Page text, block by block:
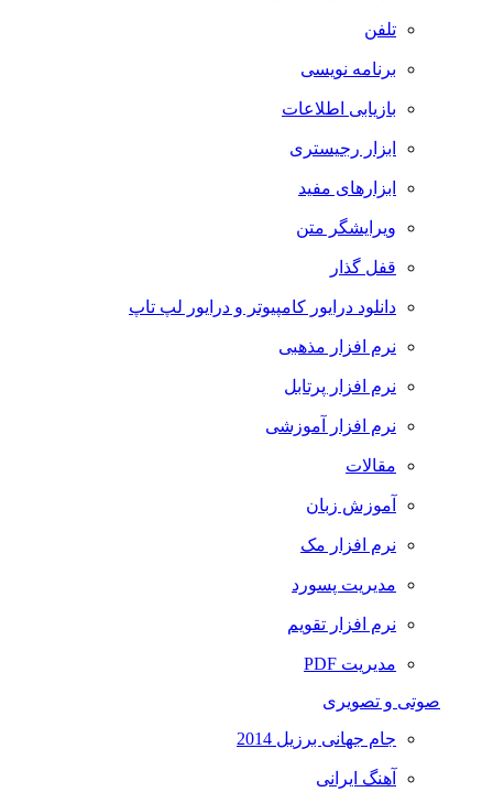
تلفن
برنامه نویسی
بازیابی اطلاعات
ابزار رجیستری
ابزارهای مفید
ویرایشگر متن
قفل گذار
دانلود درایور کامپیوتر و درایور لپ تاپ
نرم افزار مذهبی
نرم افزار پرتابل
نرم افزار آموزشی
مقالات
آموزش زبان
نرم افزار مک
مدیریت پسورد
نرم افزار تقویم
مدیریت PDF
صوتی و تصویری
جام جهانی برزیل 2014
آهنگ ایرانی